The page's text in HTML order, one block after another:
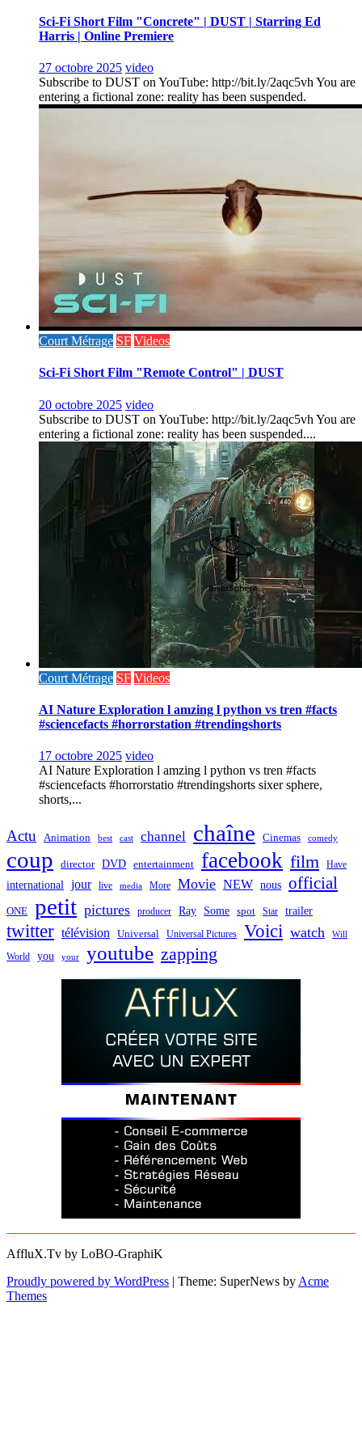
Sci-Fi Short Film "Concrete" | DUST | Starring Ed
Harris | Online Premiere
27 octobre 2025 video
Subscribe to DUST on YouTube: http://bit.ly/2aqc5vh You are
entering a fictional zone: reality has been suspended.
Court Métrage SF Videos
Sci-Fi Short Film "Remote Control" | DUST
20 octobre 2025 video
Subscribe to DUST on YouTube: http://bit.ly/2aqc5vh You are
entering a fictional zone: reality has been suspended....
Court Métrage SF Videos
AI Nature Exploration l amzing l python vs tren #facts
#sciencefacts #horrorstation #trendingshorts
17 octobre 2025 video
AI Nature Exploration l amzing l python vs tren #facts
#sciencefacts #horrorstatio #trendingshorts sixer sphere,
shorts,...
Actu Animation best cast channel chaîne Cinemas comedy
coup director DVD entertainment facebook film Have
international jour live media More Movie NEW nous official
ONE petit pictures producer Ray Some spot Star trailer
twitter télévision Universal Universal Pictures Voici watch Will
World you your youtube zapping
AffluX.Tv by LoBO-GraphiK
Proudly powered by WordPress | Theme: SuperNews by Acme
Themes